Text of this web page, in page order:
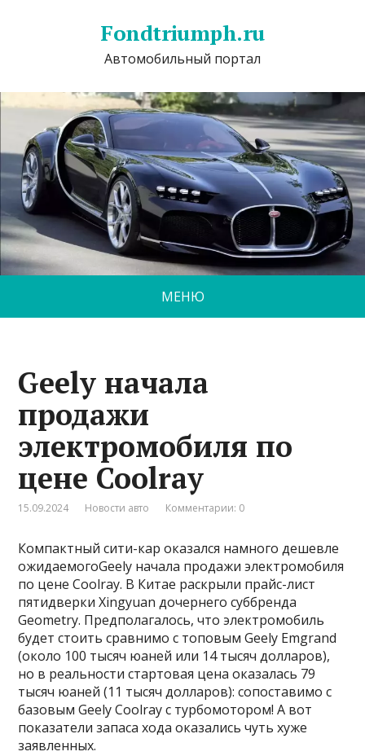
Fondtriumph.ru
Автомобильный портал
МЕНЮ
Geely начала
продажи
электромобиля по
цене Coolray
15.09.2024 Новости авто Комментарии: 0
Компактный сити-кар оказался намного дешевле
ожидаемогоGeely начала продажи электромобиля
по цене Coolray. В Китае раскрыли прайс-лист
пятидверки Xingyuan дочернего суббренда
Geometry. Предполагалось, что электромобиль
будет стоить сравнимо с топовым Geely Emgrand
(около 100 тысяч юаней или 14 тысяч долларов),
но в реальности стартовая цена оказалась 79
тысяч юаней (11 тысяч долларов): сопоставимо с
базовым Geely Coolray c турбомотором! А вот
показатели запаса хода оказались чуть хуже
заявленных.